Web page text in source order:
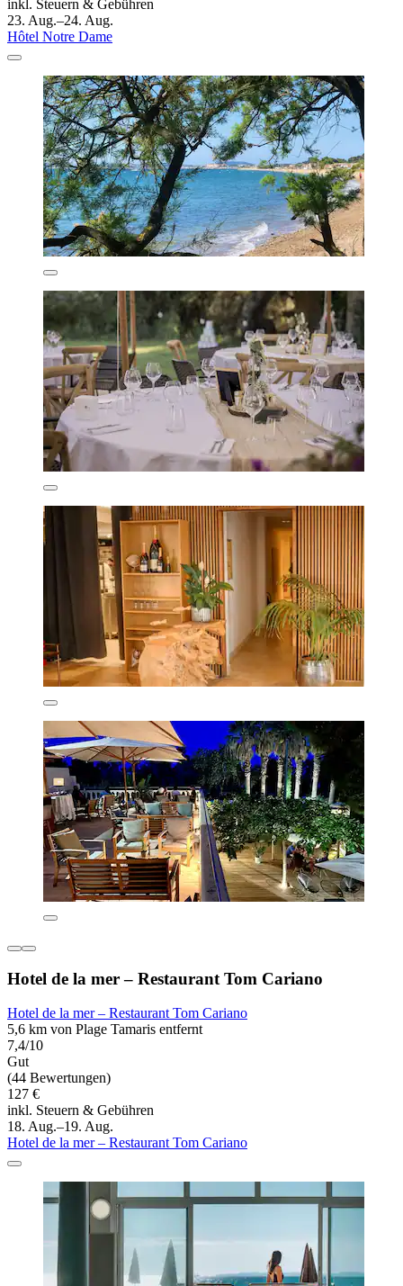
inkl. Steuern & Gebühren
23. Aug.–24. Aug.
Hôtel Notre Dame
Hotel de la mer – Restaurant Tom Cariano
Hotel de la mer – Restaurant Tom Cariano
5,6 km von Plage Tamaris entfernt
7,4/10
Gut
(44 Bewertungen)
127 €
inkl. Steuern & Gebühren
18. Aug.–19. Aug.
Hotel de la mer – Restaurant Tom Cariano